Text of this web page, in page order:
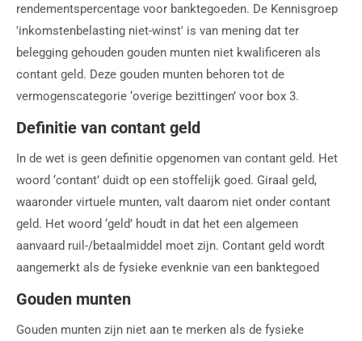
rendementspercentage voor banktegoeden. De Kennisgroep
'inkomstenbelasting niet-winst' is van mening dat ter
belegging gehouden gouden munten niet kwalificeren als
contant geld. Deze gouden munten behoren tot de
vermogenscategorie ‘overige bezittingen’ voor box 3.
Definitie van contant geld
In de wet is geen definitie opgenomen van contant geld. Het
woord ‘contant’ duidt op een stoffelijk goed. Giraal geld,
waaronder virtuele munten, valt daarom niet onder contant
geld. Het woord ‘geld’ houdt in dat het een algemeen
aanvaard ruil-/betaalmiddel moet zijn. Contant geld wordt
aangemerkt als de fysieke evenknie van een banktegoed
Gouden munten
Gouden munten zijn niet aan te merken als de fysieke